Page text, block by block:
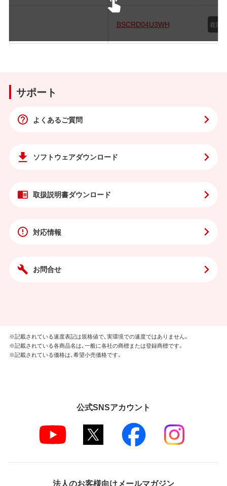
BSCRD04U3WH
サポート
よくあるご質問
ソフトウェアダウンロード
取扱説明書ダウンロード
対応情報
お問合せ
※記載されている速度表記は規格値で、実環境での速度ではありません。
※記載されている各商品名は、一般に各社の商標または登録商標です。
※記載されている価格は、希望小売価格です。
公式SNSアカウント
法人のお客様向けメールマガジン